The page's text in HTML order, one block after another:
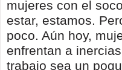
mujeres con el
estar, estamos.
poco. Aún hoy,
enfrentan a
trabajo sea un